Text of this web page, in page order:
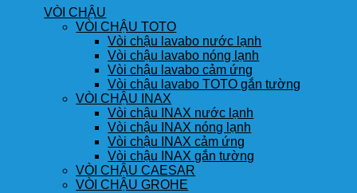
VÒI CHẬU
VÒI CHẬU TOTO
Vòi chậu lavabo nước lạnh
Vòi chậu lavabo nóng lạnh
Vòi chậu lavabo cảm ứng
Vòi chậu lavabo TOTO gắn tường
VÒI CHẬU INAX
Vòi chậu INAX nước lạnh
Vòi chậu INAX nóng lạnh
Vòi chậu INAX cảm ứng
Vòi chậu INAX gắn tường
VÒI CHẬU CAESAR
VÒI CHẬU GROHE